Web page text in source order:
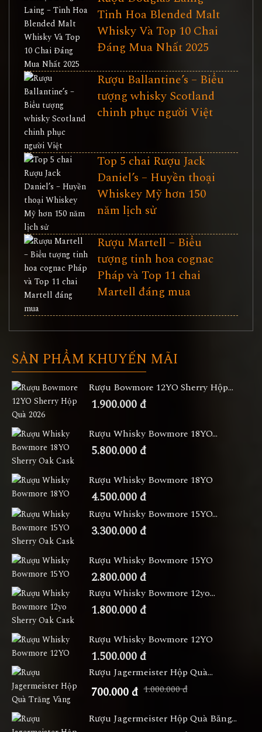
Tinh Hoa Blended Malt
Whisky Và Top 10 Chai
Đáng Mua Nhất 2025
Rượu Ballantine’s – Biểu
tượng whisky Scotland
chinh phục người Việt
Top 5 chai Rượu Jack
Daniel’s – Huyền thoại
Whiskey Mỹ hơn 150
năm lịch sử
Rượu Martell – Biểu
tượng tinh hoa cognac
Pháp và Top 11 chai
Martell đáng mua
SẢN PHẨM KHUYẾN MÃI
Rượu Bowmore 12YO Sherry Hộp...
1.900.000 đ
Rượu Whisky Bowmore 18YO...
5.800.000 đ
Rượu Whisky Bowmore 18YO
4.500.000 đ
Rượu Whisky Bowmore 15YO...
3.300.000 đ
Rượu Whisky Bowmore 15YO
2.800.000 đ
Rượu Whisky Bowmore 12yo...
1.800.000 đ
Rượu Whisky Bowmore 12YO
1.500.000 đ
Rượu Jagermeister Hộp Quà...
700.000 đ 1.000.000 đ
Rượu Jagermeister Hộp Quà Băng...